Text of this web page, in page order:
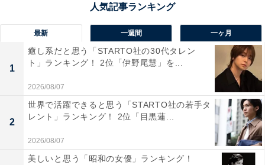
と思う」（20代女性／埼玉県）、「日帰り旅行で川越に
行き、歴史ある街並みを散策して国産うなぎをいただく
ことがお気に入りなので」（40代女性／埼玉県）といっ
た声が集まりました。
最新 一週間 一ヶ月
1
癒し系だと思う「STARTO社の30代タレン
ト」ランキング！ 2位「伊野尾慧」を...
2026/08/07
2
世界で活躍できると思う「STARTO社の若手タ
レント」ランキング！ 2位「目黒蓮...
2026/08/07
美しいと思う「昭和の女優」ランキング！